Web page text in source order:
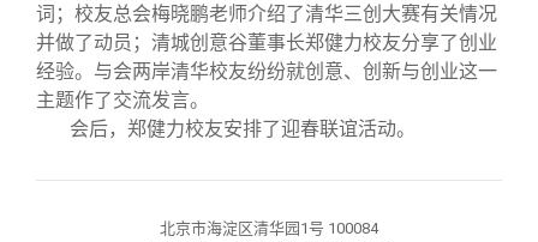
校友讲坛
实用信息
总会章程
联系我们
词；校友总会梅晓鹏老师介绍了清华三创大赛有关情况
并做了动员；清城创意谷董事长郑健力校友分享了创业
经验。与会两岸清华校友纷纷就创意、创新与创业这一
主题作了交流发言。
会后，郑健力校友安排了迎春联谊活动。
北京市海淀区清华园1号 100084